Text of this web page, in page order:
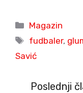
Categories
Magazin
Tags
fudbaler,
Savić
Poslednji